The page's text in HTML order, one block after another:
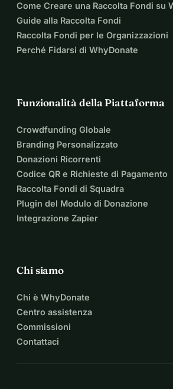
Come Creare una Raccolta Fondi su
Guide alla Raccolta Fondi
Raccolta Fondi per le Organizzazioni
Perché Fidarsi di WhyDonate
Funzionalità della Piattaforma
Crowdfunding Globale
Branding Personalizzato
Donazioni Ricorrenti
Codice QR e Richieste di Pagamento
Raccolta Fondi di Squadra
Plugin del Modulo di Donazione
Integrazione Zapier
Chi siamo
Chi è WhyDonate
Centro assistenza
Commissioni
Contattaci